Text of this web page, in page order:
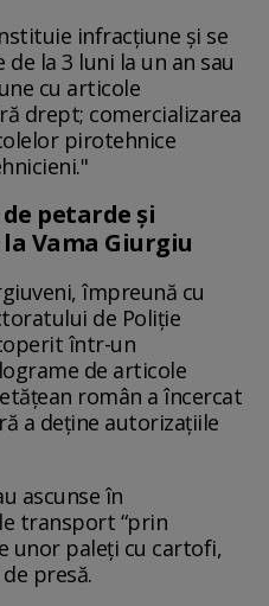
infracţiune şi se
la 3 luni la un an sau
cu articole
drept; comercializarea
pirotehnice
petarde și
Vama Giurgiu
împreună cu
de Poliție
într-un
de articole
român a încercat
a deține autorizațiile
ascunse în
transport “prin
unor paleți cu cartofi,
presă.